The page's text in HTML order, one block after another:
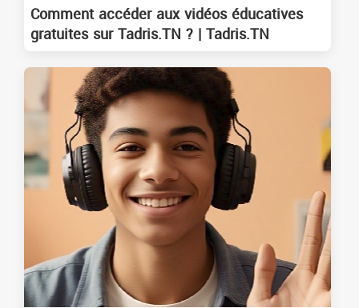
Comment accéder aux vidéos éducatives
gratuites sur Tadris.TN ? | Tadris.TN